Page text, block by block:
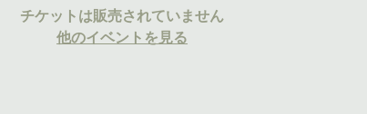
チケットは販売されていません
他のイベントを見る